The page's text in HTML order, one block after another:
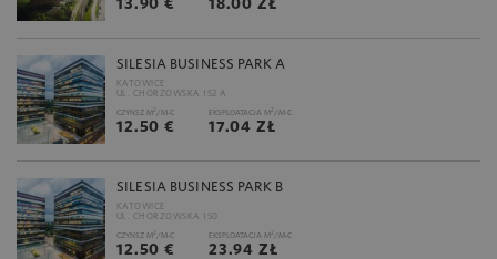
SILESIA BUSINESS PARK A
KATOWICE
UL. CHORZOWSKA 152 A
CZYNSZ M2 /M-C
12.50 €
EKSPLOATACJA M2 /M-C
17.04 ZŁ
SILESIA BUSINESS PARK B
KATOWICE
UL. CHORZOWSKA 150
CZYNSZ M2 /M-C
12.50 €
EKSPLOATACJA M2 /M-C
23.94 ZŁ